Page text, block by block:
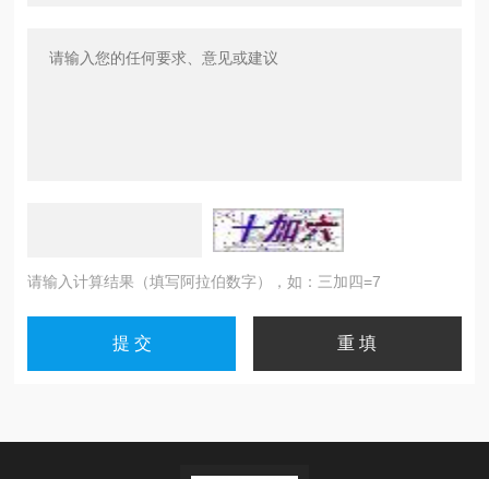
请输入计算结果（填写阿拉伯数字），如：三加四=7